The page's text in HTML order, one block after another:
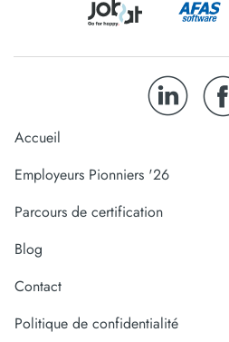
Accueil
Employeurs Pionniers '26
Parcours de certification
Blog
Contact
Politique de confidentialité